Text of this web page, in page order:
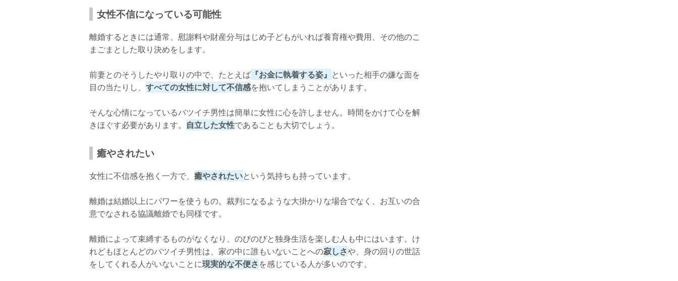
女性不信になっている可能性
離婚するときには通常、慰謝料や財産分与はじめ子どもがいれば養育権や費用、その他のこ
まごまとした取り決めをします。
前妻とのそうしたやり取りの中で、たとえば 『お金に執着する姿』 といった相手の嫌な面を
目の当たりし、 すべての女性に対して不信感を抱いてしまうことがあります。
そんな心情になっているバツイチ男性は簡単に女性に心を許しません。時間をかけて心を解
きほぐす必要があります。 自立した女性であることも大切でしょう。
癒やされたい
女性に不信感を抱く一方で、 癒やされたいという気持ちも持っています。
離婚は結婚以上にパワーを使うもの。裁判になるような大掛かりな場合でなく、お互いの合
意でなされる協議離婚でも同様です。
離婚によって束縛するものがなくなり、のびのびと独身生活を楽しむ人も中にはいます。け
れどもほとんどのバツイチ男性は、家の中に誰もいないことへの寂しさや、身の回りの世話
をしてくれる人がいないことに現実的な不便さを感じている人が多いのです。